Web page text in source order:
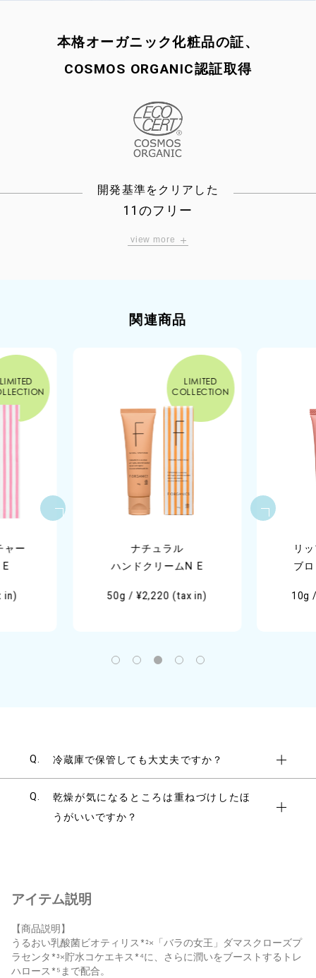
グリチルリチン酸 2K
ミシマサイコ花 / 葉 / 茎エキス
ムラヤコエンジーエキス
（ 配合維持 ）
液
本格オーガニック化粧品の証、
COSMOS ORGANIC認証取得
開発基準をクリアした
11のフリー
遺伝子組み換え原料
製品製造過程における動物実験
ナチュラル・オーガニックを求める
お客様の需要にお応えしこだわった処方。
お客様に安心してお使いいただきたい、
という願いから配合原料にもこだわり、
厳しい世界水準をクリアしたサステナブルな製品です。
view more
関連商品
LIMITED
ャー
in)
LIMITED
COLLECTION
ナチュラル
ハンドクリームN E
50g / ¥2,220 (tax in)
リ
ブ
10g
Q. 冷蔵庫で保管しても大丈夫ですか？
Q.
乾燥が気になるところは重ねづけしたほ
うがいいですか？
アイテム説明
【商品説明】
うるおい乳酸菌ビオティリス*²×「バラの女王」ダマスクローズプ
ラセンタ*³×貯水コケエキス*⁴に、さらに潤いをブーストするトレ
ハロース*⁵まで配合。